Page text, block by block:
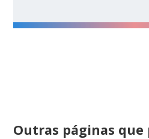
Outras páginas